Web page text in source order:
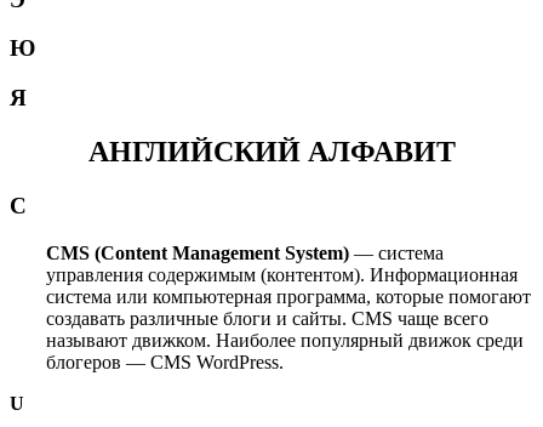
Ю
Я
АНГЛИЙСКИЙ АЛФАВИТ
C
CMS (Content Management System) — система
управления содержимым (контентом). Информационная
система или компьютерная программа, которые помогают
создавать различные блоги и сайты. CMS чаще всего
называют движком. Наиболее популярный движок среди
блогеров — CMS WordPress.
U